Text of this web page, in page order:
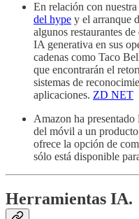
En relación con nuestra
del hype y el arranque
algunos restaurantes
IA generativa en sus
cadenas como Taco
que encontrarán el
sistemas de
aplicaciones. ZD NET
Amazon ha
del móvil a un
ofrece la opción de
sólo está disponible
Herramientas IA.